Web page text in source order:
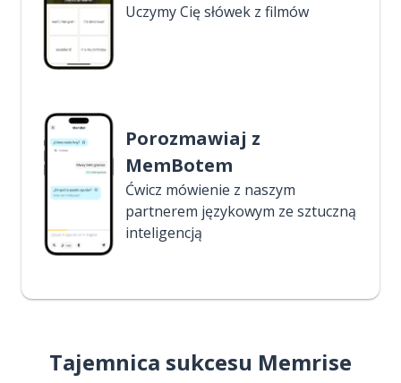
Uczymy Cię słówek z filmów
Porozmawiaj z
MemBotem
Ćwicz mówienie z naszym
partnerem językowym ze sztuczną
inteligencją
Tajemnica sukcesu Memrise